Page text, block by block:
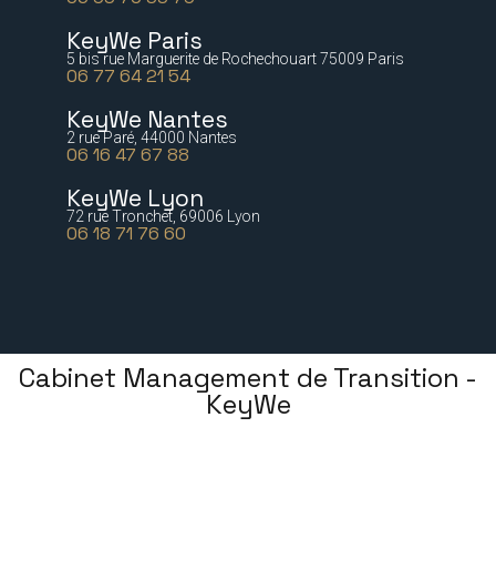
KeyWe Paris
5 bis rue Marguerite de Rochechouart 75009 Paris
06 77 64 21 54
KeyWe Nantes
2 rue Paré, 44000 Nantes
06 16 47 67 88
KeyWe Lyon
72 rue Tronchet, 69006 Lyon
06 18 71 76 60
Cabinet Management de Transition -
KeyWe